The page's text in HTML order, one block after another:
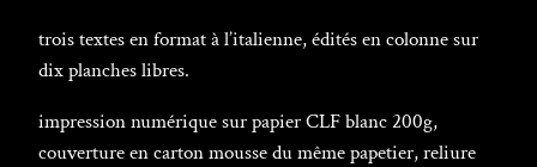
trois textes en format à l’italienne, édités en colonne sur
dix planches libres.
impression numérique sur papier CLF blanc 200g,
couverture en carton mousse du même papetier, reliure